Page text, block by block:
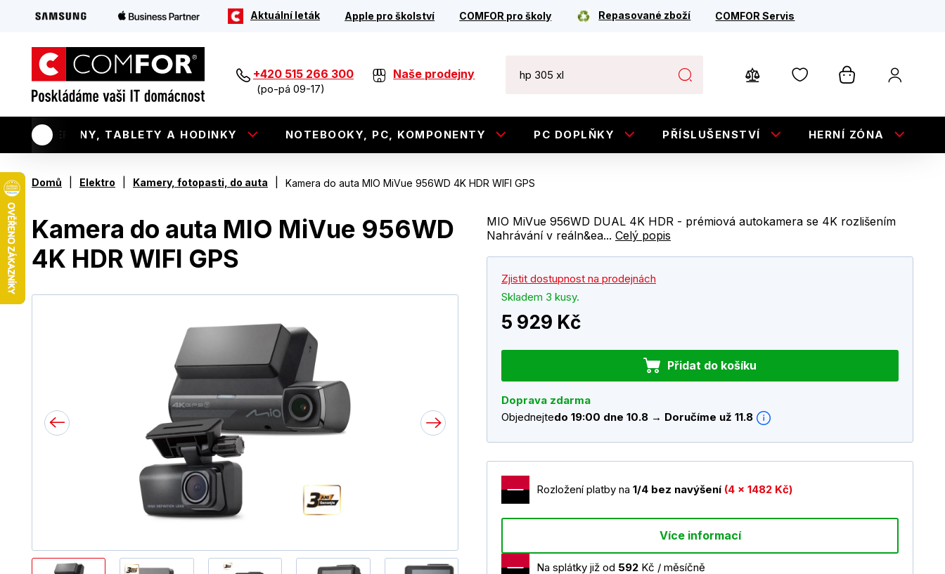
Aktuální leták Apple pro školství COMFOR pro školy Repasované zboží COMFOR Servis
+420 515 266 300
(po-pá 09-17)
Naše prodejny
TELEFONY, TABLETY A HODINKY NOTEBOOKY, PC, KOMPONENTY PC DOPLŇKY PŘÍSLUŠENSTVÍ HERNÍ ZÓNA
Domů Elektro Kamery, fotopasti, do auta Kamera do auta MIO MiVue 956WD 4K HDR WIFI GPS
Kamera do auta MIO MiVue 956WD
4K HDR WIFI GPS
MIO MiVue 956WD DUAL 4K HDR - prémiová autokamera se 4K rozlišením
Nahrávání v reáln&ea... Celý popis
Zjistit dostupnost na prodejnách
Skladem 3 kusy.
5 929 Kč
Přidat do košíku
Doprava zdarma
Objednejtedo 19:00 dne 10.8 → Doručíme už 11.8
Rozložení platby na 1/4 bez navýšení (4 x 1482 Kč)
Více informací
Na splátky již od 592 Kč / měsíčně